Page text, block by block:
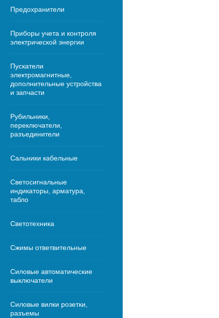
Предохранители
Приборы учета и контроля
электрической энергии
Пускатели
электромагнитные,
дополнительные устройства
и запчасти
Рубильники,
переключатели,
разъединители
Сальники кабельные
Светосигнальные
индикаторы, арматура,
табло
Светотехника
Сжимы ответвительные
Силовые автоматические
выключатели
Силовые вилки розетки,
разъемы